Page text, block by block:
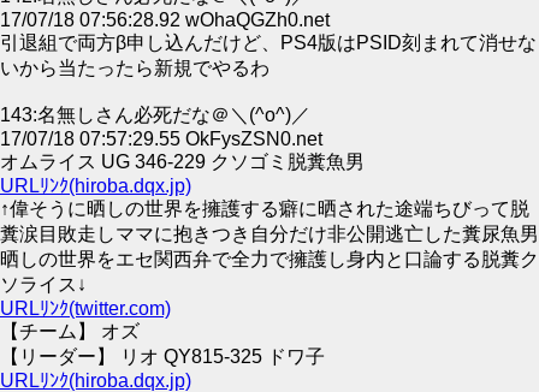
17/07/18 07:56:28.92 wOhaQGZh0.net
引退組で両方β申し込んだけど、PS4版はPSID刻まれて消せな
いから当たったら新規でやるわ
143:名無しさん必死だな＠＼(^o^)／
17/07/18 07:57:29.55 OkFysZSN0.net
オムライス UG 346-229 クソゴミ脱糞魚男
URLﾘﾝｸ(hiroba.dqx.jp)
↑偉そうに晒しの世界を擁護する癖に晒された途端ちびって脱
糞涙目敗走しママに抱きつき自分だけ非公開逃亡した糞尿魚男
晒しの世界をエセ関西弁で全力で擁護し身内と口論する脱糞ク
ソライス↓
URLﾘﾝｸ(twitter.com)
【チーム】 オズ
【リーダー】 リオ QY815-325 ドワ子
URLﾘﾝｸ(hiroba.dqx.jp)